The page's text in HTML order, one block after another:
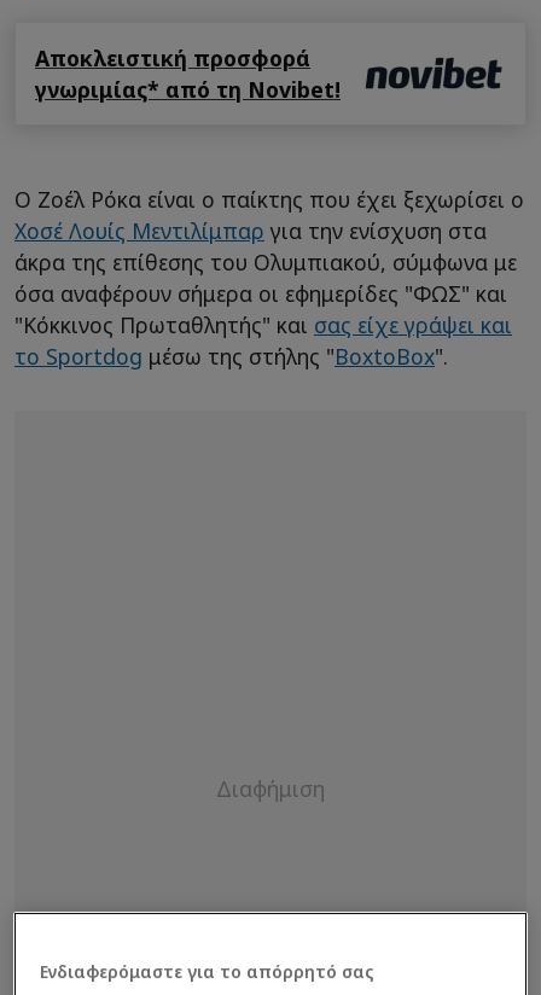
Αποκλειστική προσφορά
γνωριμίας* από τη Novibet!
Ο Ζοέλ Ρόκα είναι ο παίκτης που έχει ξεχωρίσει ο
Χοσέ Λουίς Μεντιλίμπαρ για την ενίσχυση στα
άκρα της επίθεσης του Ολυμπιακού, σύμφωνα με
όσα αναφέρουν σήμερα οι εφημερίδες "ΦΩΣ" και
"Κόκκινος Πρωταθλητής" και σας είχε γράψει και
το Sportdog μέσω της στήλης "BoxtoBox".
Ενδιαφερόμαστε για το απόρρητό σας